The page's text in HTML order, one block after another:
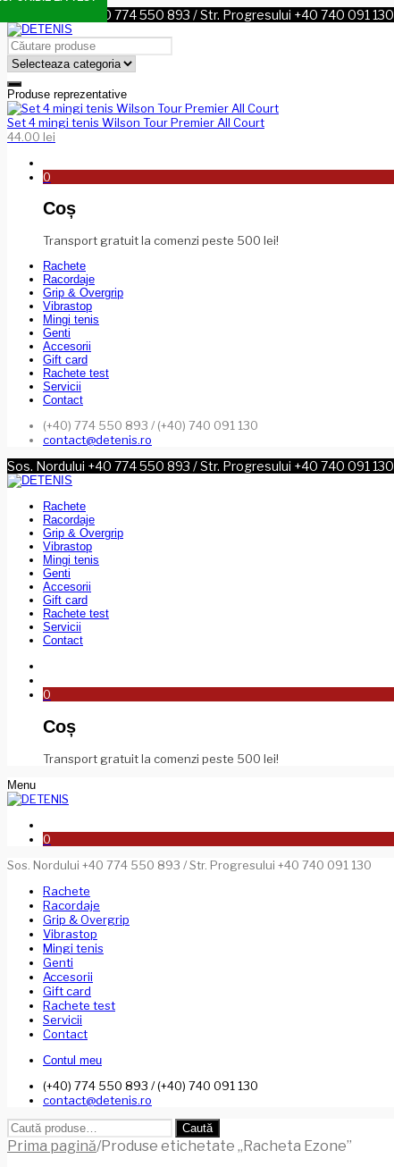
Sos. Nordului +40 774 550 893 / Str. Progresului +40 740 091 130
Produse reprezentative
Set 4 mingi tenis Wilson Tour Premier All Court
44.00 lei
0
Coș
Transport gratuit la comenzi peste 500 lei!
Rachete
Racordaje
Grip & Overgrip
Vibrastop
Mingi tenis
Genti
Accesorii
Gift card
Rachete test
Servicii
Contact
(+40) 774 550 893 / (+40) 740 091 130
contact@detenis.ro
Sos. Nordului +40 774 550 893 / Str. Progresului +40 740 091 130
Rachete
Racordaje
Grip & Overgrip
Vibrastop
Mingi tenis
Genti
Accesorii
Gift card
Rachete test
Servicii
Contact
0
Coș
Transport gratuit la comenzi peste 500 lei!
Menu
0
Sos. Nordului +40 774 550 893 / Str. Progresului +40 740 091 130
Rachete
Racordaje
Grip & Overgrip
Vibrastop
Mingi tenis
Genti
Accesorii
Gift card
Rachete test
Servicii
Contact
Contul meu
(+40) 774 550 893 / (+40) 740 091 130
contact@detenis.ro
Caută
după:
Caută
Prima pagină/Produse etichetate „Racheta Ezone”